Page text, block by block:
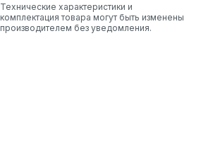
Технические характеристики и
комплектация товара могут быть изменены
производителем без уведомления.